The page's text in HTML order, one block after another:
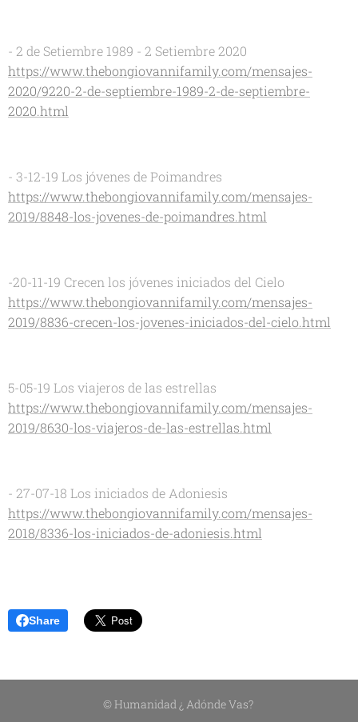
- 2 de Setiembre 1989 - 2 Setiembre 2020
https://www.thebongiovannifamily.com/mensajes-
2020/9220-2-de-septiembre-1989-2-de-septiembre-
2020.html
- 3-12-19 Los jóvenes de Poimandres
https://www.thebongiovannifamily.com/mensajes-
2019/8848-los-jovenes-de-poimandres.html
-20-11-19 Crecen los jóvenes iniciados del Cielo
https://www.thebongiovannifamily.com/mensajes-
2019/8836-crecen-los-jovenes-iniciados-del-cielo.html
5-05-19 Los viajeros de las estrellas
https://www.thebongiovannifamily.com/mensajes-
2019/8630-los-viajeros-de-las-estrellas.html
- 27-07-18 Los iniciados de Adoniesis
https://www.thebongiovannifamily.com/mensajes-
2018/8336-los-iniciados-de-adoniesis.html
Share
© Humanidad ¿ Adónde Vas?